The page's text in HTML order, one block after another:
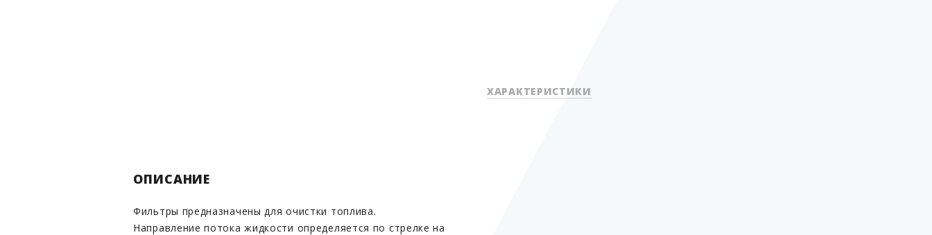
ХАРАКТЕРИСТИКИ
ОПИСАНИЕ
Фильтры предназначены для очистки топлива.
Направление потока жидкости определяется по стрелке на